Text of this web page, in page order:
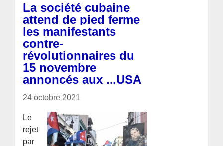
La société cubaine
attend de pied ferme
les manifestants
contre-
révolutionnaires du
15 novembre
annoncés aux ...USA
24 octobre 2021
Le
rejet
par